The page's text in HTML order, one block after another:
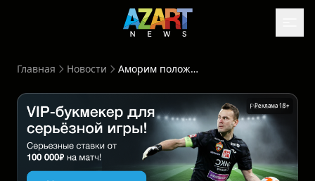
Главная Новости Аморим положил глаз на ван Дейка: «Милан» хочет переманить капитана «Ливерпуля»
Реклама 18+